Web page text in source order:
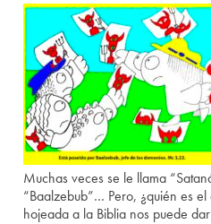
Muchas veces se le llama
“Baalzebub”… Pero, ¿quién es
hojeada a la Biblia nos puede